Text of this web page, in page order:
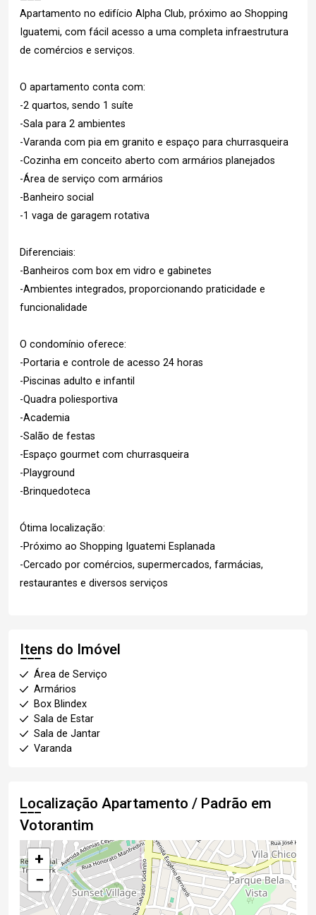
Apartamento no edifício Alpha Club, próximo ao Shopping
Iguatemi, com fácil acesso a uma completa infraestrutura
de comércios e serviços.
O apartamento conta com:
-2 quartos, sendo 1 suíte
-Sala para 2 ambientes
-Varanda com pia em granito e espaço para churrasqueira
-Cozinha em conceito aberto com armários planejados
-Área de serviço com armários
-Banheiro social
-1 vaga de garagem rotativa
Diferenciais:
-Banheiros com box em vidro e gabinetes
-Ambientes integrados, proporcionando praticidade e
funcionalidade
O condomínio oferece:
-Portaria e controle de acesso 24 horas
-Piscinas adulto e infantil
-Quadra poliesportiva
-Academia
-Salão de festas
-Espaço gourmet com churrasqueira
-Playground
-Brinquedoteca
Ótima localização:
-Próximo ao Shopping Iguatemi Esplanada
-Cercado por comércios, supermercados, farmácias,
restaurantes e diversos serviços
Itens do Imóvel
Área de Serviço
Armários
Box Blindex
Sala de Estar
Sala de Jantar
Varanda
Localização Apartamento / Padrão em
Votorantim
+
−